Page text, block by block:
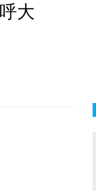
大